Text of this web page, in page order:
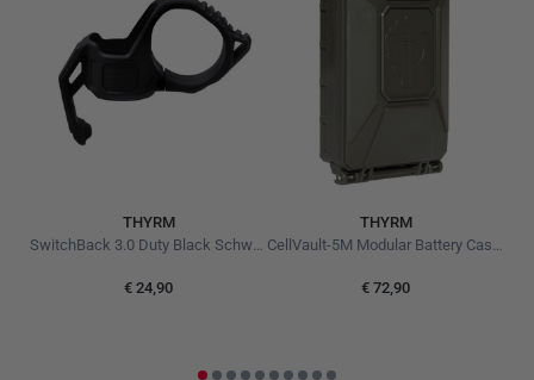
THYRM
SwitchBack 3.0 Duty Black Schwarz
€ 24,90
THYRM
CellVault-5M Modular Battery Case Olive Drab
€ 72,90